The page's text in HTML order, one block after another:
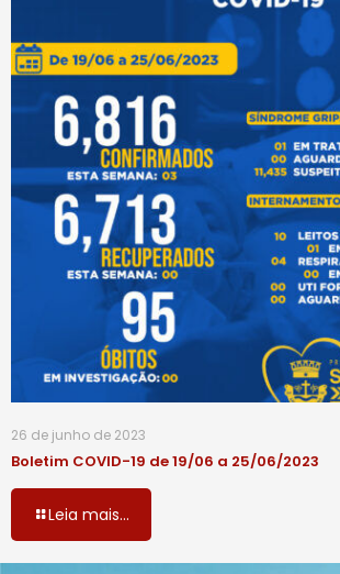
26 de junho de 2023
Boletim COVID-19 de 19/06 a 25/06/2023
Leia mais...